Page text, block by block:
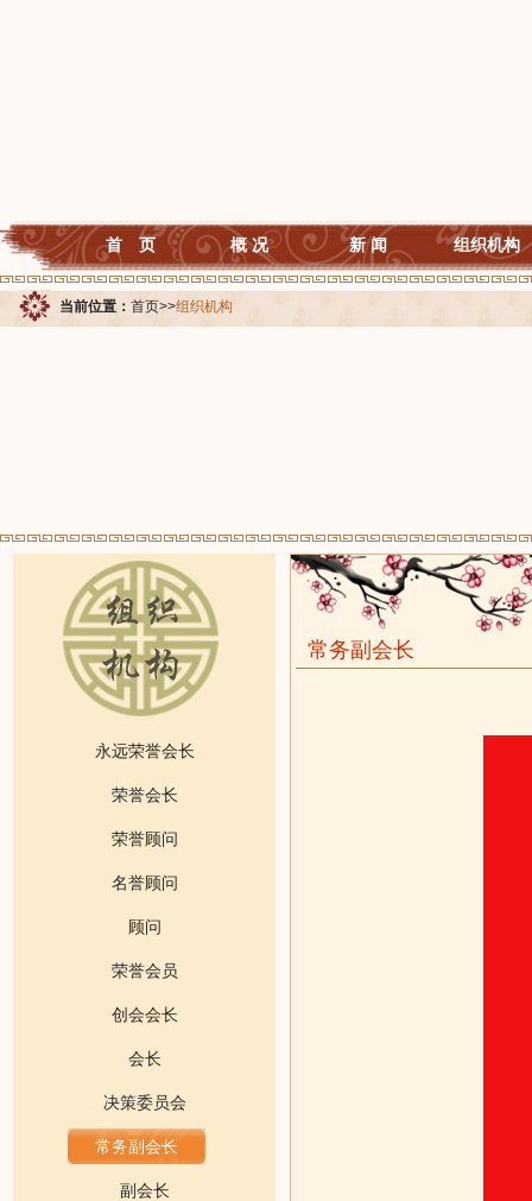
首 页 概 况 新 闻 组织机构
当前位置： 首页>>组织机构
永远荣誉会长
荣誉会长
荣誉顾问
名誉顾问
顾问
荣誉会员
创会会长
会长
决策委员会
常务副会长
副会长
常务副会长